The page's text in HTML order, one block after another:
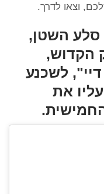
וצאו לדרך.
סלע השטן,
הקדוש,
לשכנע
את